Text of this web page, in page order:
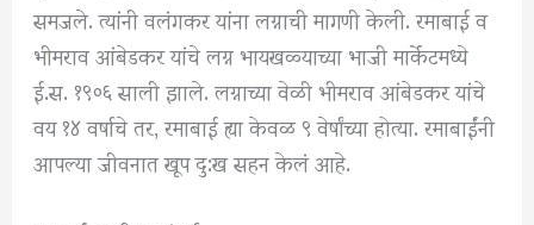
समजले. त्यांनी वलंगकर यांना लग्नाची मागणी केली. रमाबाई व
भीमराव आंबेडकर यांचे लग्न भायखळ्याच्या भाजी मार्केटमध्ये
ई.स. १९०६ साली झाले. लग्नाच्या वेळी भीमराव आंबेडकर यांचे
वय १४ वर्षाचे तर, रमाबाई ह्या केवळ ९ वेर्षांच्या होत्या. रमाबाईंनी
आपल्या जीवनात खूप दु:ख सहन केलं आहे.